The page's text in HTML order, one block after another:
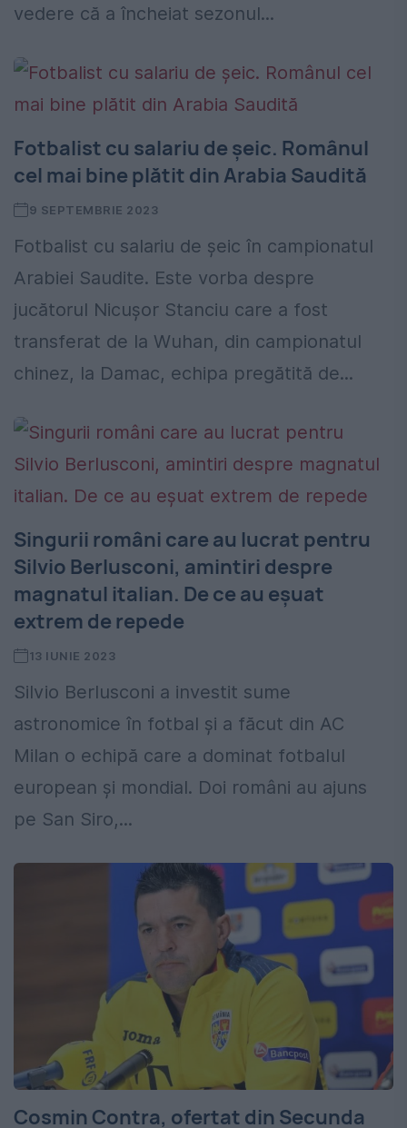
vedere că a încheiat sezonul...
Fotbalist cu salariu de șeic. Românul
cel mai bine plătit din Arabia Saudită
9 SEPTEMBRIE 2023
Fotbalist cu salariu de șeic în campionatul
Arabiei Saudite. Este vorba despre
jucătorul Nicușor Stanciu care a fost
transferat de la Wuhan, din campionatul
chinez, la Damac, echipa pregătită de...
Singurii români care au lucrat pentru
Silvio Berlusconi, amintiri despre
magnatul italian. De ce au eșuat
extrem de repede
13 IUNIE 2023
Silvio Berlusconi a investit sume
astronomice în fotbal și a făcut din AC
Milan o echipă care a dominat fotbalul
european și mondial. Doi români au ajuns
pe San Siro,...
Cosmin Contra, ofertat din Secunda